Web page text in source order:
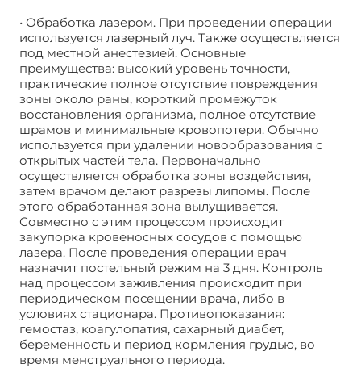
• Обработка лазером. При проведении операции
используется лазерный луч. Также осуществляется
под местной анестезией. Основные
преимущества: высокий уровень точности,
практические полное отсутствие повреждения
зоны около раны, короткий промежуток
восстановления организма, полное отсутствие
шрамов и минимальные кровопотери. Обычно
используется при удалении новообразования с
открытых частей тела. Первоначально
осуществляется обработка зоны воздействия,
затем врачом делают разрезы липомы. После
этого обработанная зона вылущивается.
Совместно с этим процессом происходит
закупорка кровеносных сосудов с помощью
лазера. После проведения операции врач
назначит постельный режим на 3 дня. Контроль
над процессом заживления происходит при
периодическом посещении врача, либо в
условиях стационара. Противопоказания:
гемостаз, коагулопатия, сахарный диабет,
беременность и период кормления грудью, во
время менструального периода.